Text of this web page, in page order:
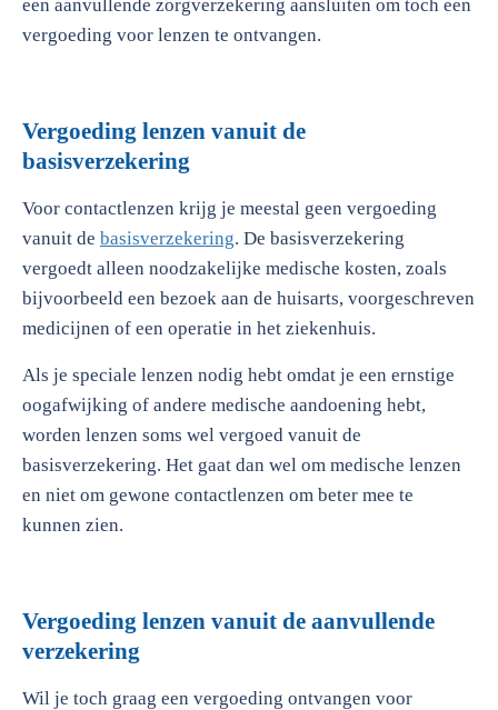
een aanvullende zorgverzekering aansluiten om toch een
vergoeding voor lenzen te ontvangen.
Vergoeding lenzen vanuit de
basisverzekering
Voor contactlenzen krijg je meestal geen vergoeding
vanuit de basisverzekering. De basisverzekering
vergoedt alleen noodzakelijke medische kosten, zoals
bijvoorbeeld een bezoek aan de huisarts, voorgeschreven
medicijnen of een operatie in het ziekenhuis.
Als je speciale lenzen nodig hebt omdat je een ernstige
oogafwijking of andere medische aandoening hebt,
worden lenzen soms wel vergoed vanuit de
basisverzekering. Het gaat dan wel om medische lenzen
en niet om gewone contactlenzen om beter mee te
kunnen zien.
Vergoeding lenzen vanuit de aanvullende
verzekering
Wil je toch graag een vergoeding ontvangen voor